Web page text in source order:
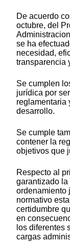
De acuerdo
octubre, del
se ha
necesidad,
transparencia
Se cumplen
jurídica por
reglamentaria
desarrollo.
Se cumple
contener la
objetivos que
Respecto al
garantizado la
ordenamiento
normativo
certidumbre
en
los diferentes
cargas